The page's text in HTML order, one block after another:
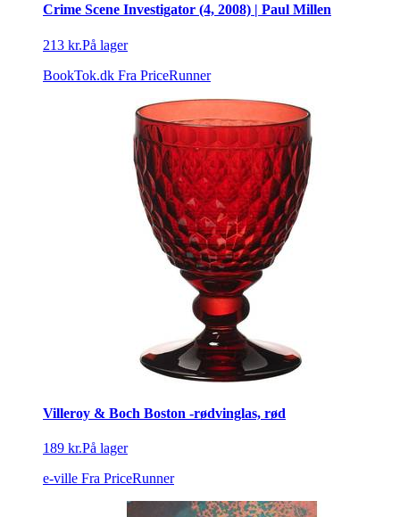
Crime Scene Investigator (4, 2008) | Paul Millen
213 kr.På lager
BookTok.dk Fra PriceRunner
Villeroy & Boch Boston -rødvinglas, rød
189 kr.På lager
e-ville Fra PriceRunner